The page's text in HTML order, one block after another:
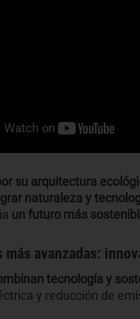
su arquitectura
naturaleza y
un futuro más
avanzadas:
tecnología y
y reducción de